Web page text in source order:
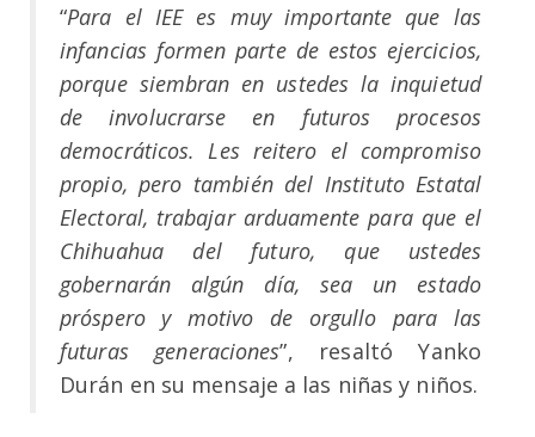
“Para el IEE es muy importante que las
infancias formen parte de estos ejercicios,
porque siembran en ustedes la inquietud
de involucrarse en futuros procesos
democráticos. Les reitero el compromiso
propio, pero también del Instituto Estatal
Electoral, trabajar arduamente para que el
Chihuahua del futuro, que ustedes
gobernarán algún día, sea un estado
próspero y motivo de orgullo para las
futuras generaciones”, resaltó Yanko
Durán en su mensaje a las niñas y niños.